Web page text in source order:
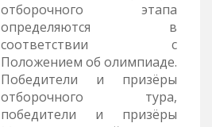
отборочного этапа
определяются в
соответствии с
Положением об олимпиаде.
Победители и призёры
отборочного тура,
победители и призёры